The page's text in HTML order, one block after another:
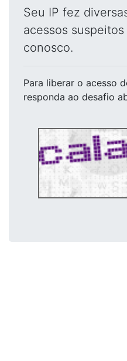
Seu IP fez
acessos
conosco.
Para liberar o acesso
responda ao desafio